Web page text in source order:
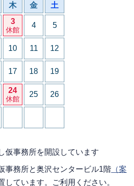
木 金 土
3
休館
4 5
10 11 12
17 18 19
24
休館
25 26
仮事務所を開設しています
事務所と奥沢センタービル1階 （案
しています。ご利用ください。